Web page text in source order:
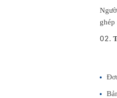
ghép